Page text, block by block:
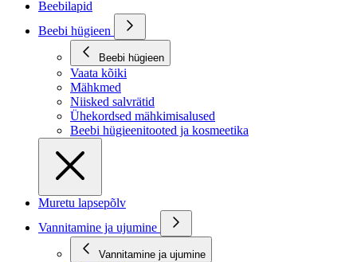
Beebilapid
Beebi hügieen
Beebi hügieen
Vaata kõiki
Mähkmed
Niisked salvrätid
Ühekordsed mähkimisalused
Beebi hügieenitooted ja kosmeetika
Muretu lapsepõlv
Vannitamine ja ujumine
Vannitamine ja ujumine